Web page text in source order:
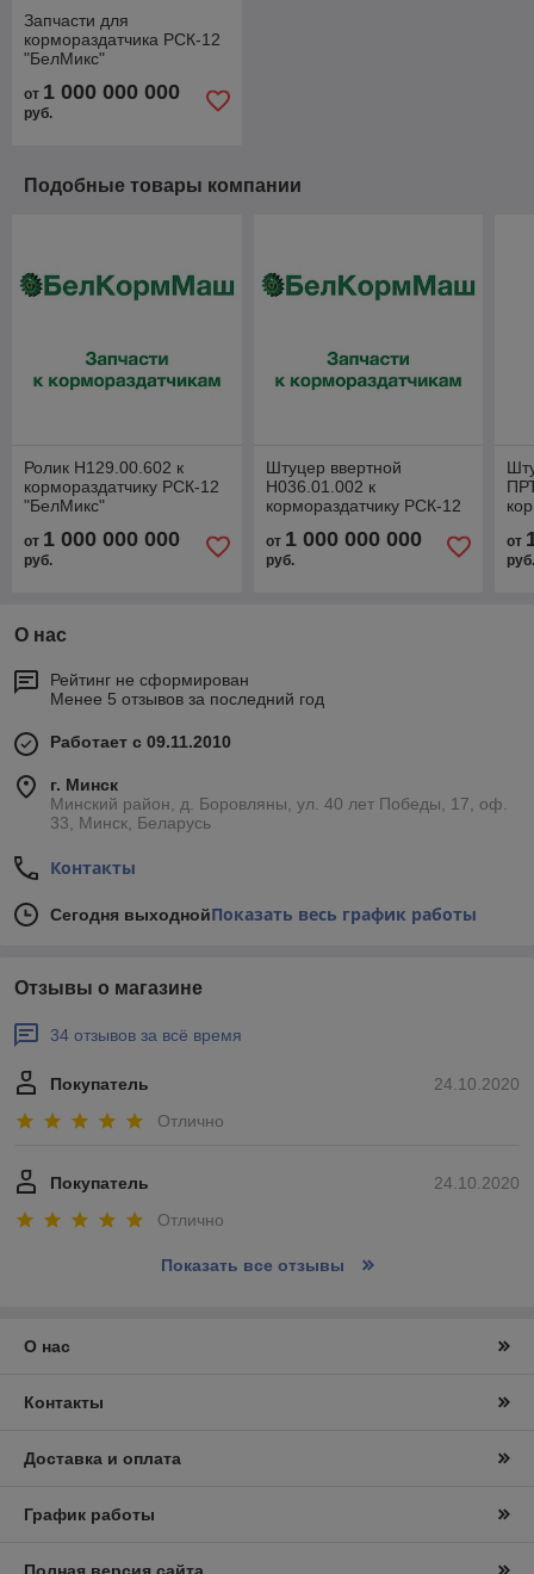
Запчасти для
кормораздатчика РСК-12
"БелМикс"
от 1 000 000 000
руб.
Подобные товары компании
Ролик Н129.00.602 к
кормораздатчику РСК-12
"БелМикс"
от 1 000 000 000
руб.
Штуцер ввертной
Н036.01.002 к
кормораздатчику РСК-12
от 1 000 000 000
руб.
от
О нас
Рейтинг не сформирован
Менее 5 отзывов за последний год
Работает с 09.11.2010
г. Минск
Минский район, д. Боровляны, ул. 40 лет Победы, 17, оф.
33, Минск, Беларусь
Контакты
Сегодня выходнойПоказать весь график работы
Отзывы о магазине
34 отзывов за всё время
24.10.2020
Покупатель
Отлично
24.10.2020
Покупатель
Отлично
Показать все отзывы
О нас
Контакты
Доставка и оплата
График работы